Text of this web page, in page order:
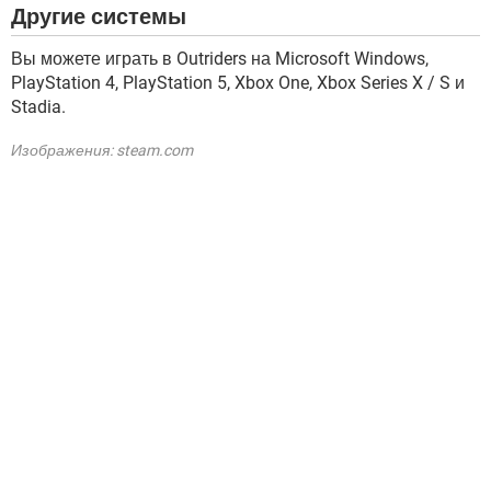
Другие системы
Вы можете играть в Outriders на Microsoft Windows,
PlayStation 4, PlayStation 5, Xbox One, Xbox Series X / S и
Stadia.
Изображения: steam.com